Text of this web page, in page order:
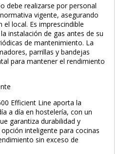
debe realizarse por personal
vigente, asegurando
el local. Es imprescindible
instalación de gas antes de su
de mantenimiento. La
parrillas y bandejas
para mantener el rendimiento
Efficient Line aporta la
a día en hostelería, con un
garantiza durabilidad y
inteligente para cocinas
sin exceso de